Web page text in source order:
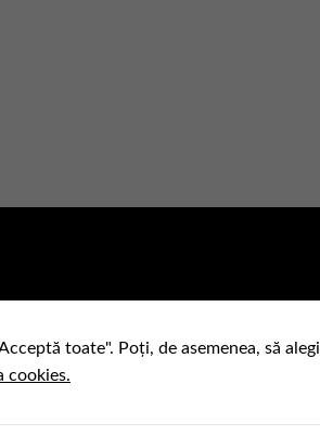
toate". Poți, de asemenea, să alegi
cookies.